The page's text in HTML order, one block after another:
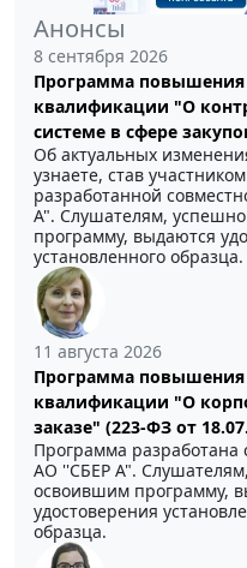
Анонсы
8 сентября 2026
Программа повышения
квалификации "О
системе в сфере
Об актуальных
узнаете, став
разработанной
А". Слушателям,
программу, выдаются
установленного образца.
11 августа 2026
Программа повышения
квалификации "О
заказе" (223-ФЗ от
Программа разработана
АО ''СБЕР А".
освоившим программу,
удостоверения
образца.